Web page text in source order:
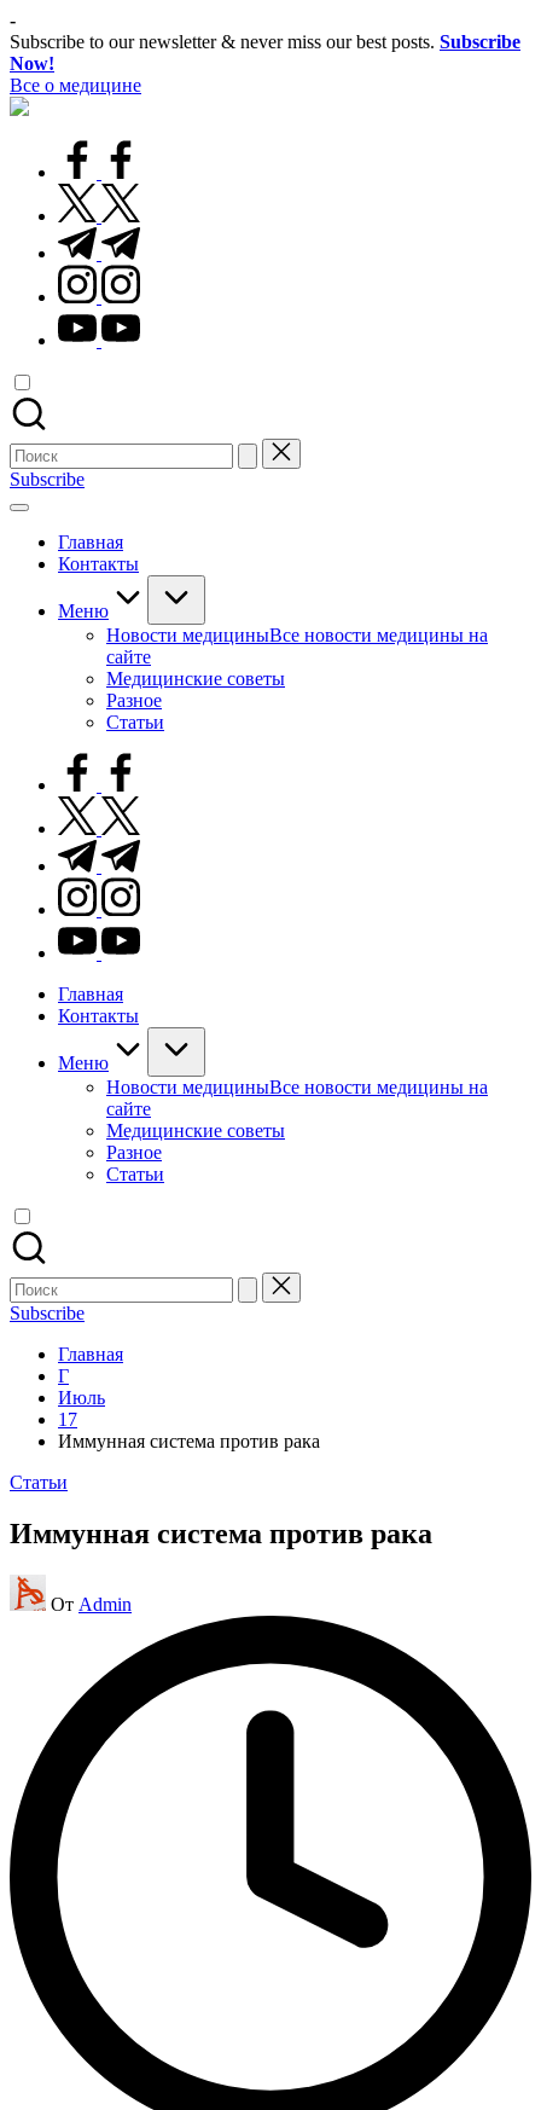
Перейти
к
содержимому
-
Subscribe to our newsletter & never miss our best posts. Subscribe
Now!
Все о медицине
Лечитесь
facebook.com
twitter.com
t.me
instagram.com
youtube.com
Поиск
для:
Subscribe
Главная
Контакты
Меню
Новости медициныВсе новости медицины на
сайте
Медицинские советы
Разное
Статьи
facebook.com
twitter.com
t.me
instagram.com
youtube.com
Главная
Контакты
Меню
Новости медициныВсе новости медицины на
сайте
Медицинские советы
Разное
Статьи
Поиск
для:
Subscribe
Главная
Г
Июль
17
Иммунная система против рака
Опубликовано
Статьи
Иммунная система против рака
Запись
от
От Admin